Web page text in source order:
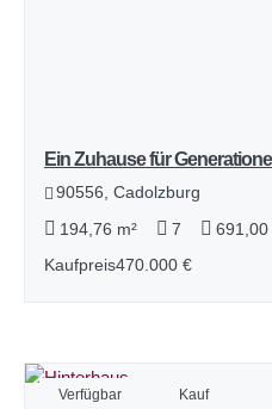
Ein Zuhause für
90556, Cadolzburg
194,76 m²
7
691,00
Kaufpreis470.000 €
Verfügbar Kauf